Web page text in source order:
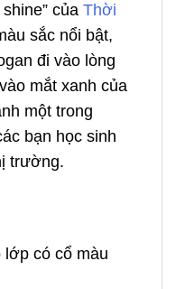
của Thời
sắc nổi bật,
đi vào lòng
mắt xanh của
một trong
bạn học sinh
trường.
lớp có cổ màu